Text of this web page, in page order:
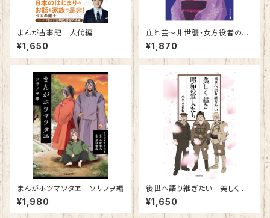
まんが古事記 人代編
¥1,650
血と芸～非世襲・女方役者の覚
悟
¥1,870
まんがホツマツタヱ ソサノヲ編
¥1,980
後世へ語り継ぎたい 美しく猛
き昭和の軍人たち
¥1,650